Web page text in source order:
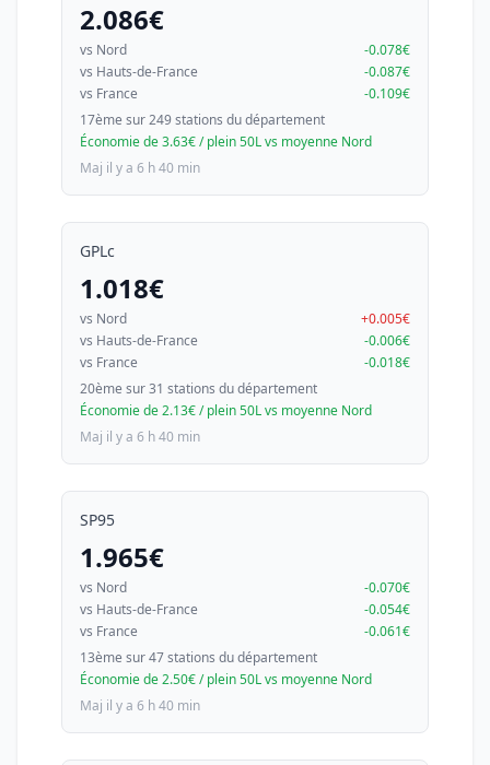
2.086€
vs Nord
-0.078€
vs Hauts-de-France
-0.087€
vs France
-0.109€
17ème sur 249 stations du département
Économie de 3.63€ / plein 50L vs moyenne Nord
Maj il y a 6 h 40 min
GPLc
1.018€
vs Nord
+0.005€
vs Hauts-de-France
-0.006€
vs France
-0.018€
20ème sur 31 stations du département
Économie de 2.13€ / plein 50L vs moyenne Nord
Maj il y a 6 h 40 min
SP95
1.965€
vs Nord
-0.070€
vs Hauts-de-France
-0.054€
vs France
-0.061€
13ème sur 47 stations du département
Économie de 2.50€ / plein 50L vs moyenne Nord
Maj il y a 6 h 40 min